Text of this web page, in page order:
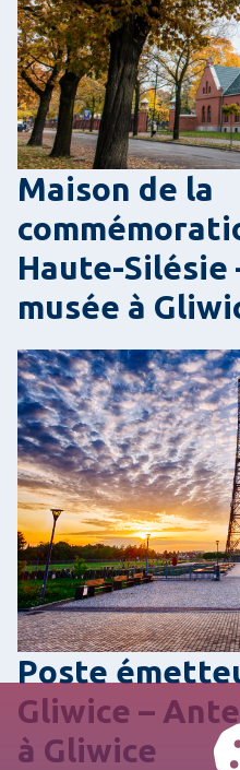
Maison de la
Haute-Silésie
musée à
Poste
Gliwice –
à Gliwice